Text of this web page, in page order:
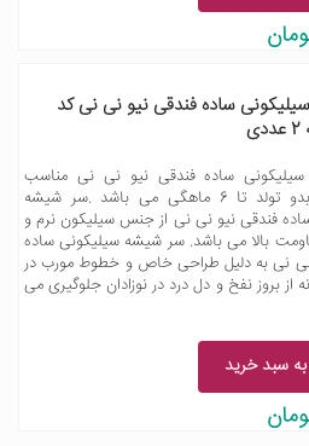
ساده فندقی نیو نی نی کد
ساده فندقی نیو نی نی مناسب
نوزادان از بدو تولد تا 6 ماهگی می باشد .سر شیشه
فندقی نیو نی نی از جنس سیلیکون نرم و
بالا می باشد. سر شیشه سیلیکونی ساده
نی نی به دلیل طراحی خاص و خطوط مورب در
از بروز نفخ و دل درد در نوزادان جلوگیری می
سبد خرید